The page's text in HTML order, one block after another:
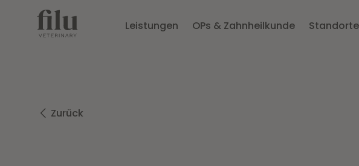
Leistungen OPs & Zahnheilkunde Standorte
Zurück